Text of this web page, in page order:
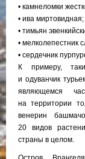
• камнеломки
• ива миртовидная;
• тимьян
• мелколепестник
• сердечник
К примеру,
и одуванчик
являющемся
на территории
венерин
20 видов
страны в целом.